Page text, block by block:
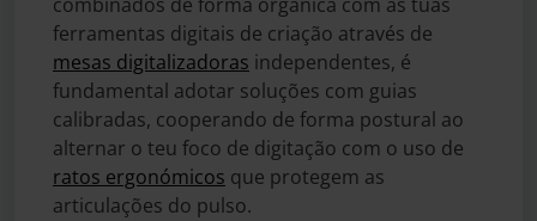
ferramentas digitais de criação através de
mesas digitalizadoras independentes, é
fundamental adotar soluções com guias
calibradas, cooperando de forma postural ao
alternar o teu foco de digitação com o uso de
ratos ergonómicos que protegem as
articulações do pulso.